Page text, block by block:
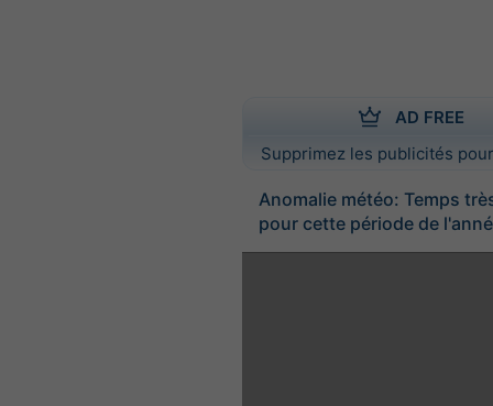
AD FREE
Supprimez les publicités
Anomalie météo: Temps
pour cette période de